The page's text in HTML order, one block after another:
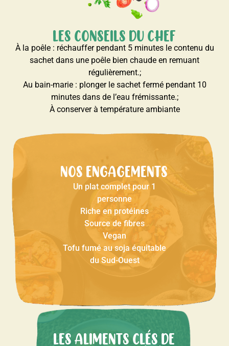
LES CONSEILS DU CHEF
À la poêle : réchauffer pendant 5 minutes le contenu du
sachet dans une poêle bien chaude en remuant
régulièrement.;
Au bain-marie : plonger le sachet fermé pendant 10
minutes dans de l’eau frémissante.;
À conserver à température ambiante
NOS ENGAGEMENTS
Un plat complet pour 1
personne
Riche en protéines
Source de fibres
Vegan
Tofu fumé au soja équitable
du Sud-Ouest
LES ALIMENTS CLÉS DE